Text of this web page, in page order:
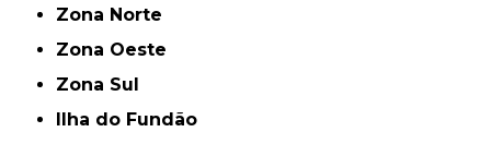
Zona Norte
Zona Oeste
Zona Sul
ilha do Fundão